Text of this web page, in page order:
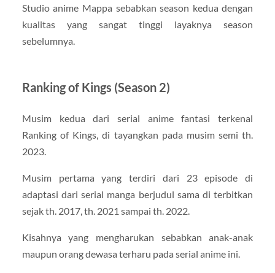
Studio anime Mappa sebabkan season kedua dengan
kualitas yang sangat tinggi layaknya season
sebelumnya.
Ranking of Kings (Season 2)
Musim kedua dari serial anime fantasi terkenal
Ranking of Kings, di tayangkan pada musim semi th.
2023.
Musim pertama yang terdiri dari 23 episode di
adaptasi dari serial manga berjudul sama di terbitkan
sejak th. 2017, th. 2021 sampai th. 2022.
Kisahnya yang mengharukan sebabkan anak-anak
maupun orang dewasa terharu pada serial anime ini.